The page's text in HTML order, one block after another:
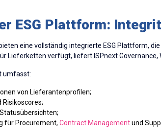
ESG Plattform:
eine vollständig integrierte ESG Plattform,
Lieferketten verfügt, liefert ISPnext
umfasst:
von Lieferantenprofilen;
Risikoscores;
für Procurement, Contract Managementund